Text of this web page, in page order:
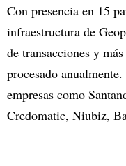
Con presencia en 15
infraestructura de
de transacciones y
procesado
empresas como
Credomatic, Niubiz,